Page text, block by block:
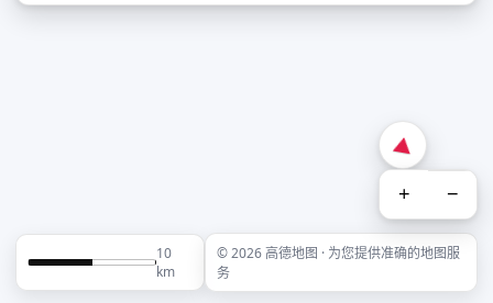
+ −
10
km
© 2026 高德地图 · 为您提供准确的地图服
务